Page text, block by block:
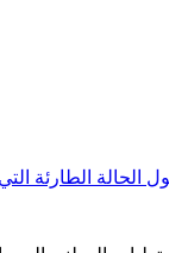
الحالة الطارئة